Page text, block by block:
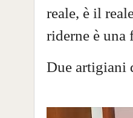
reale, è il
riderne è
Due artigiani